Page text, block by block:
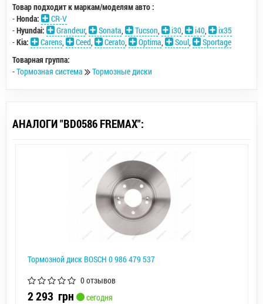
Товар подходит к маркам/моделям авто :
-Honda:
CR-V
-Hyundai: Grandeur, Sonata Tucson i30 i40
ix35
-Kia: Carens Ceed Cerato Optima Soul
Sportage
Товарная группа:
-Тормозная система Тормозные диски
АНАЛОГИ "BD0586 FREMAX":
Тормозной диск BOSCH 0 986 479 537
0 отзывов
2 293 грн
сегодня